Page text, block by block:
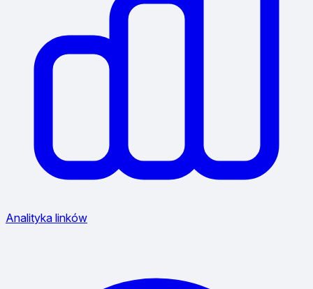
Analityka linków